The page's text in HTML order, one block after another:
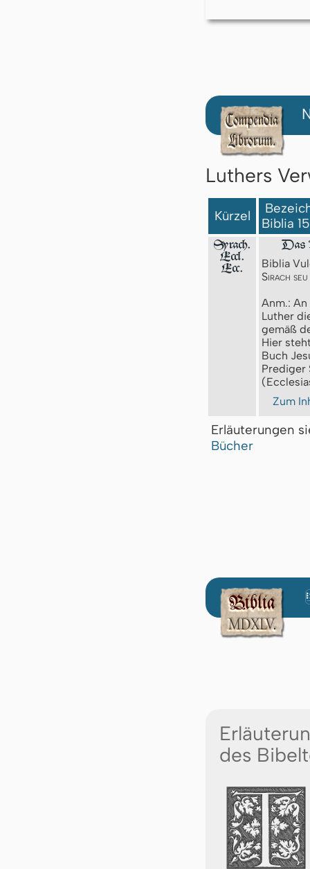
Luthers
Kürzel
Biblia
Syrach.
Eccl.
Ecc.
Das
Biblia
Sirach
Anm.:
Luther
gemäß
Hier
Buch
Prediger
Zum
Erläuterungen
Bücher
des